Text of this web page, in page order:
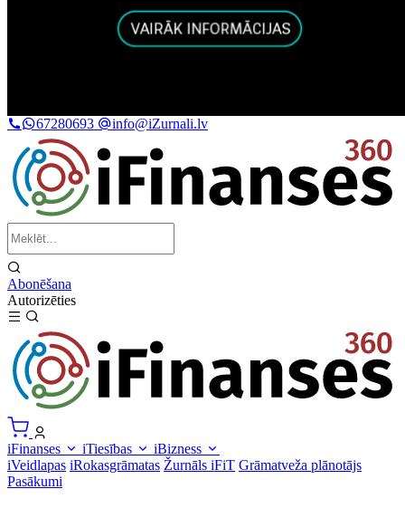
67280693 info@iZurnali.lv
Abonēšana
Autorizēties
iFinanses iTiesības
iBizness
iVeidlapas iRokasgrāmatas Žurnāls iFiT Grāmatveža plānotājs
Pasākumi